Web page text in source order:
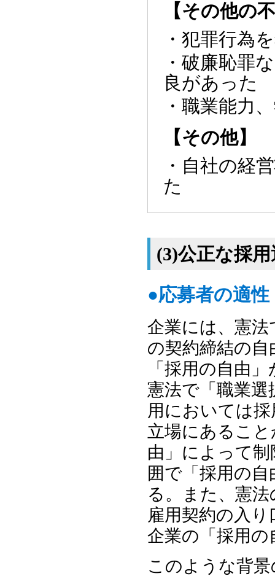
【その他の
・犯罪行為
・破廉恥罪
良があった
・職業能力
【その他】
・自社の経
た
(3)公正な採
●応募者の適
企業には、憲
の契約締結の
「採用の自由
憲法で「職業
用においては
立場にあるこ
由」によって
囲で「採用の
る。また、憲
雇用契約の入
企業の「採用
このような背